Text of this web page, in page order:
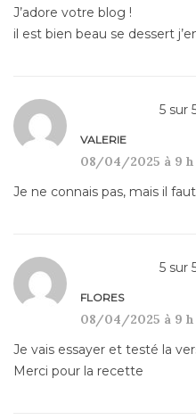
J’adore votre blog !
il est bien beau se dessert
5 sur
VALERIE
08/04/2025 à 9
Je ne connais pas, mais il faut
5 sur
FLORES
08/04/2025 à 9 h
Je vais essayer et testé la
Merci pour la recette